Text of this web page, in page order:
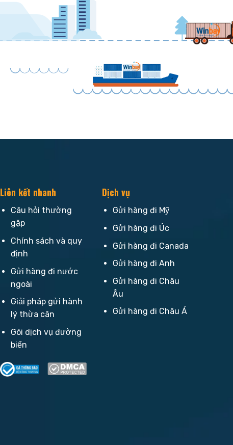
Liên kết nhanh
Câu hỏi thường
gặp
Chính sách và quy
định
Gửi hàng đi nước
ngoài
Giải pháp gửi hành
lý thừa cân
Gói dịch vụ đường
biển
Dịch vụ
Gửi hàng đi Mỹ
Gửi hàng đi Úc
Gửi hàng đi Canada
Gửi hàng đi Anh
Gửi hàng đi Châu
Âu
Gửi hàng đi Châu Á